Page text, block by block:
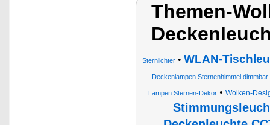
Themen-
Sternlichter • WLAN-
Deckenlampen Sternenhimmel dimmbar
Lampen Sternen-Dekor• Wolken-